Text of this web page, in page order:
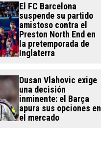
El FC Barcelona
suspende su partido
amistoso contra el
Preston North End en
la pretemporada de
Inglaterra
Dusan Vlahovic exige
una decisión
inminente: el Barça
apura sus opciones en
el mercado